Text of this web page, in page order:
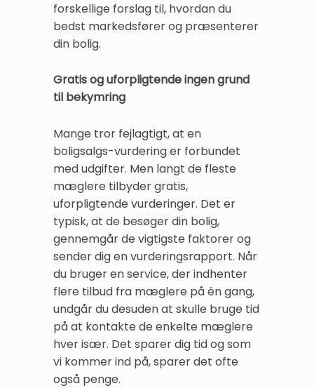
forskellige forslag til, hvordan du
bedst markedsfører og præsenterer
din bolig.
Gratis og uforpligtende ingen grund
til bekymring
Mange tror fejlagtigt, at en
boligsalgs-vurdering er forbundet
med udgifter. Men langt de fleste
mæglere tilbyder gratis,
uforpligtende vurderinger. Det er
typisk, at de besøger din bolig,
gennemgår de vigtigste faktorer og
sender dig en vurderingsrapport. Når
du bruger en service, der indhenter
flere tilbud fra mæglere på én gang,
undgår du desuden at skulle bruge tid
på at kontakte de enkelte mæglere
hver især. Det sparer dig tid og som
vi kommer ind på, sparer det ofte
også penge.